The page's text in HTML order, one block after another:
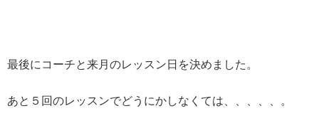
最後にコーチと来月のレッスン日を決めました。
あと５回のレッスンでどうにかしなくては、、、、、。